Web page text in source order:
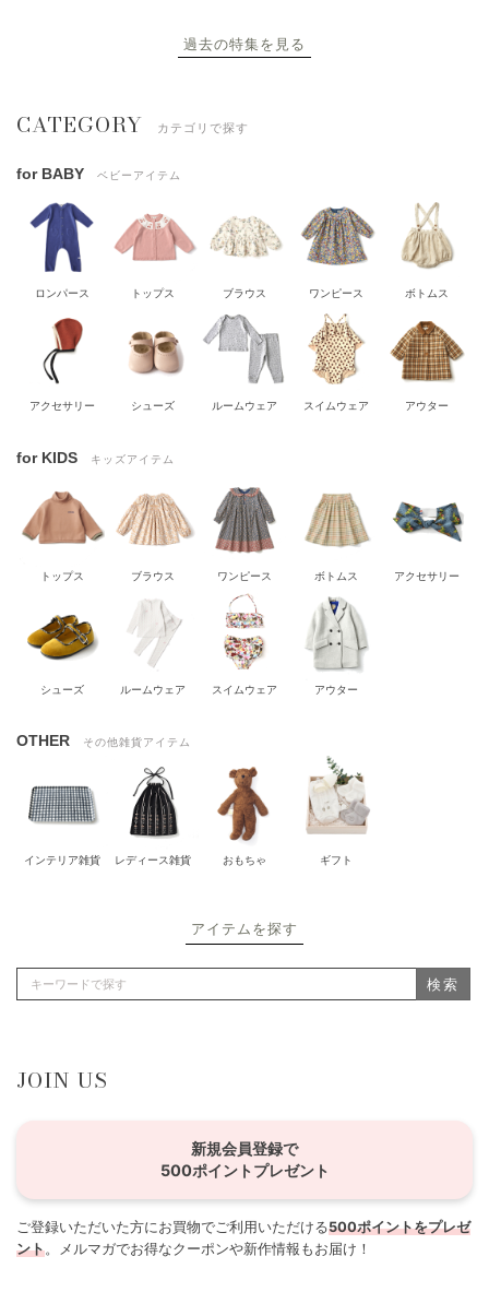
過去の特集を見る
CATEGORY カテゴリで探す
for BABY ベビーアイテム
ロンパース トップス ブラウス ワンピース ボトムス
アクセサリー シューズ ルームウェア スイムウェア アウター
for KIDS キッズアイテム
トップス ブラウス ワンピース ボトムス アクセサリー
シューズ ルームウェア スイムウェア アウター
OTHER その他雑貨アイテム
インテリア雑貨 レディース雑貨 おもちゃ ギフト
アイテムを探す
検索
JOIN US
新規会員登録で
500ポイントプレゼント
ご登録いただいた方にお買物でご利用いただける500ポイントをプレゼ
ント。メルマガでお得なクーポンや新作情報もお届け！